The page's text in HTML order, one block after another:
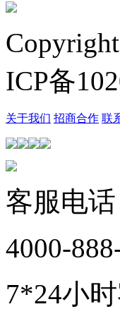
ICP备
关于我们 招商合作 联
客服电话
4000-
7*24小